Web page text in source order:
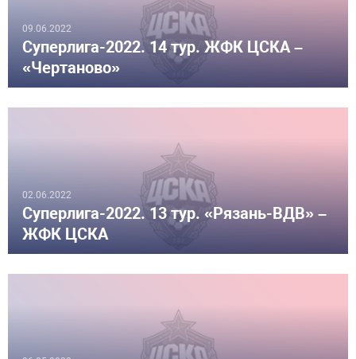
09.06.2022
Суперлига-2022. 14 тур. ЖФК ЦСКА –
«Чертаново»
02.06.2022
Суперлига-2022. 13 тур. «Рязань-ВДВ» –
ЖФК ЦСКА